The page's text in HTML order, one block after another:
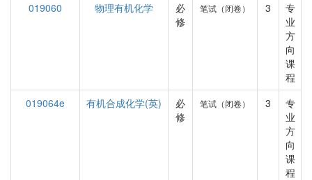
019060
物理有机化学
必
修
笔试（闭卷） 3
专
业
方
向
课
程
019064e
有机合成化学(英)
必
修
笔试（闭卷） 3
专
业
方
向
课
程